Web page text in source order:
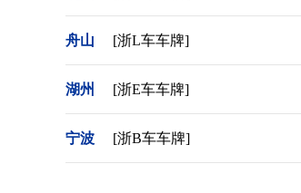
舟山 [浙L车车牌]
湖州 [浙E车车牌]
宁波 [浙B车车牌]